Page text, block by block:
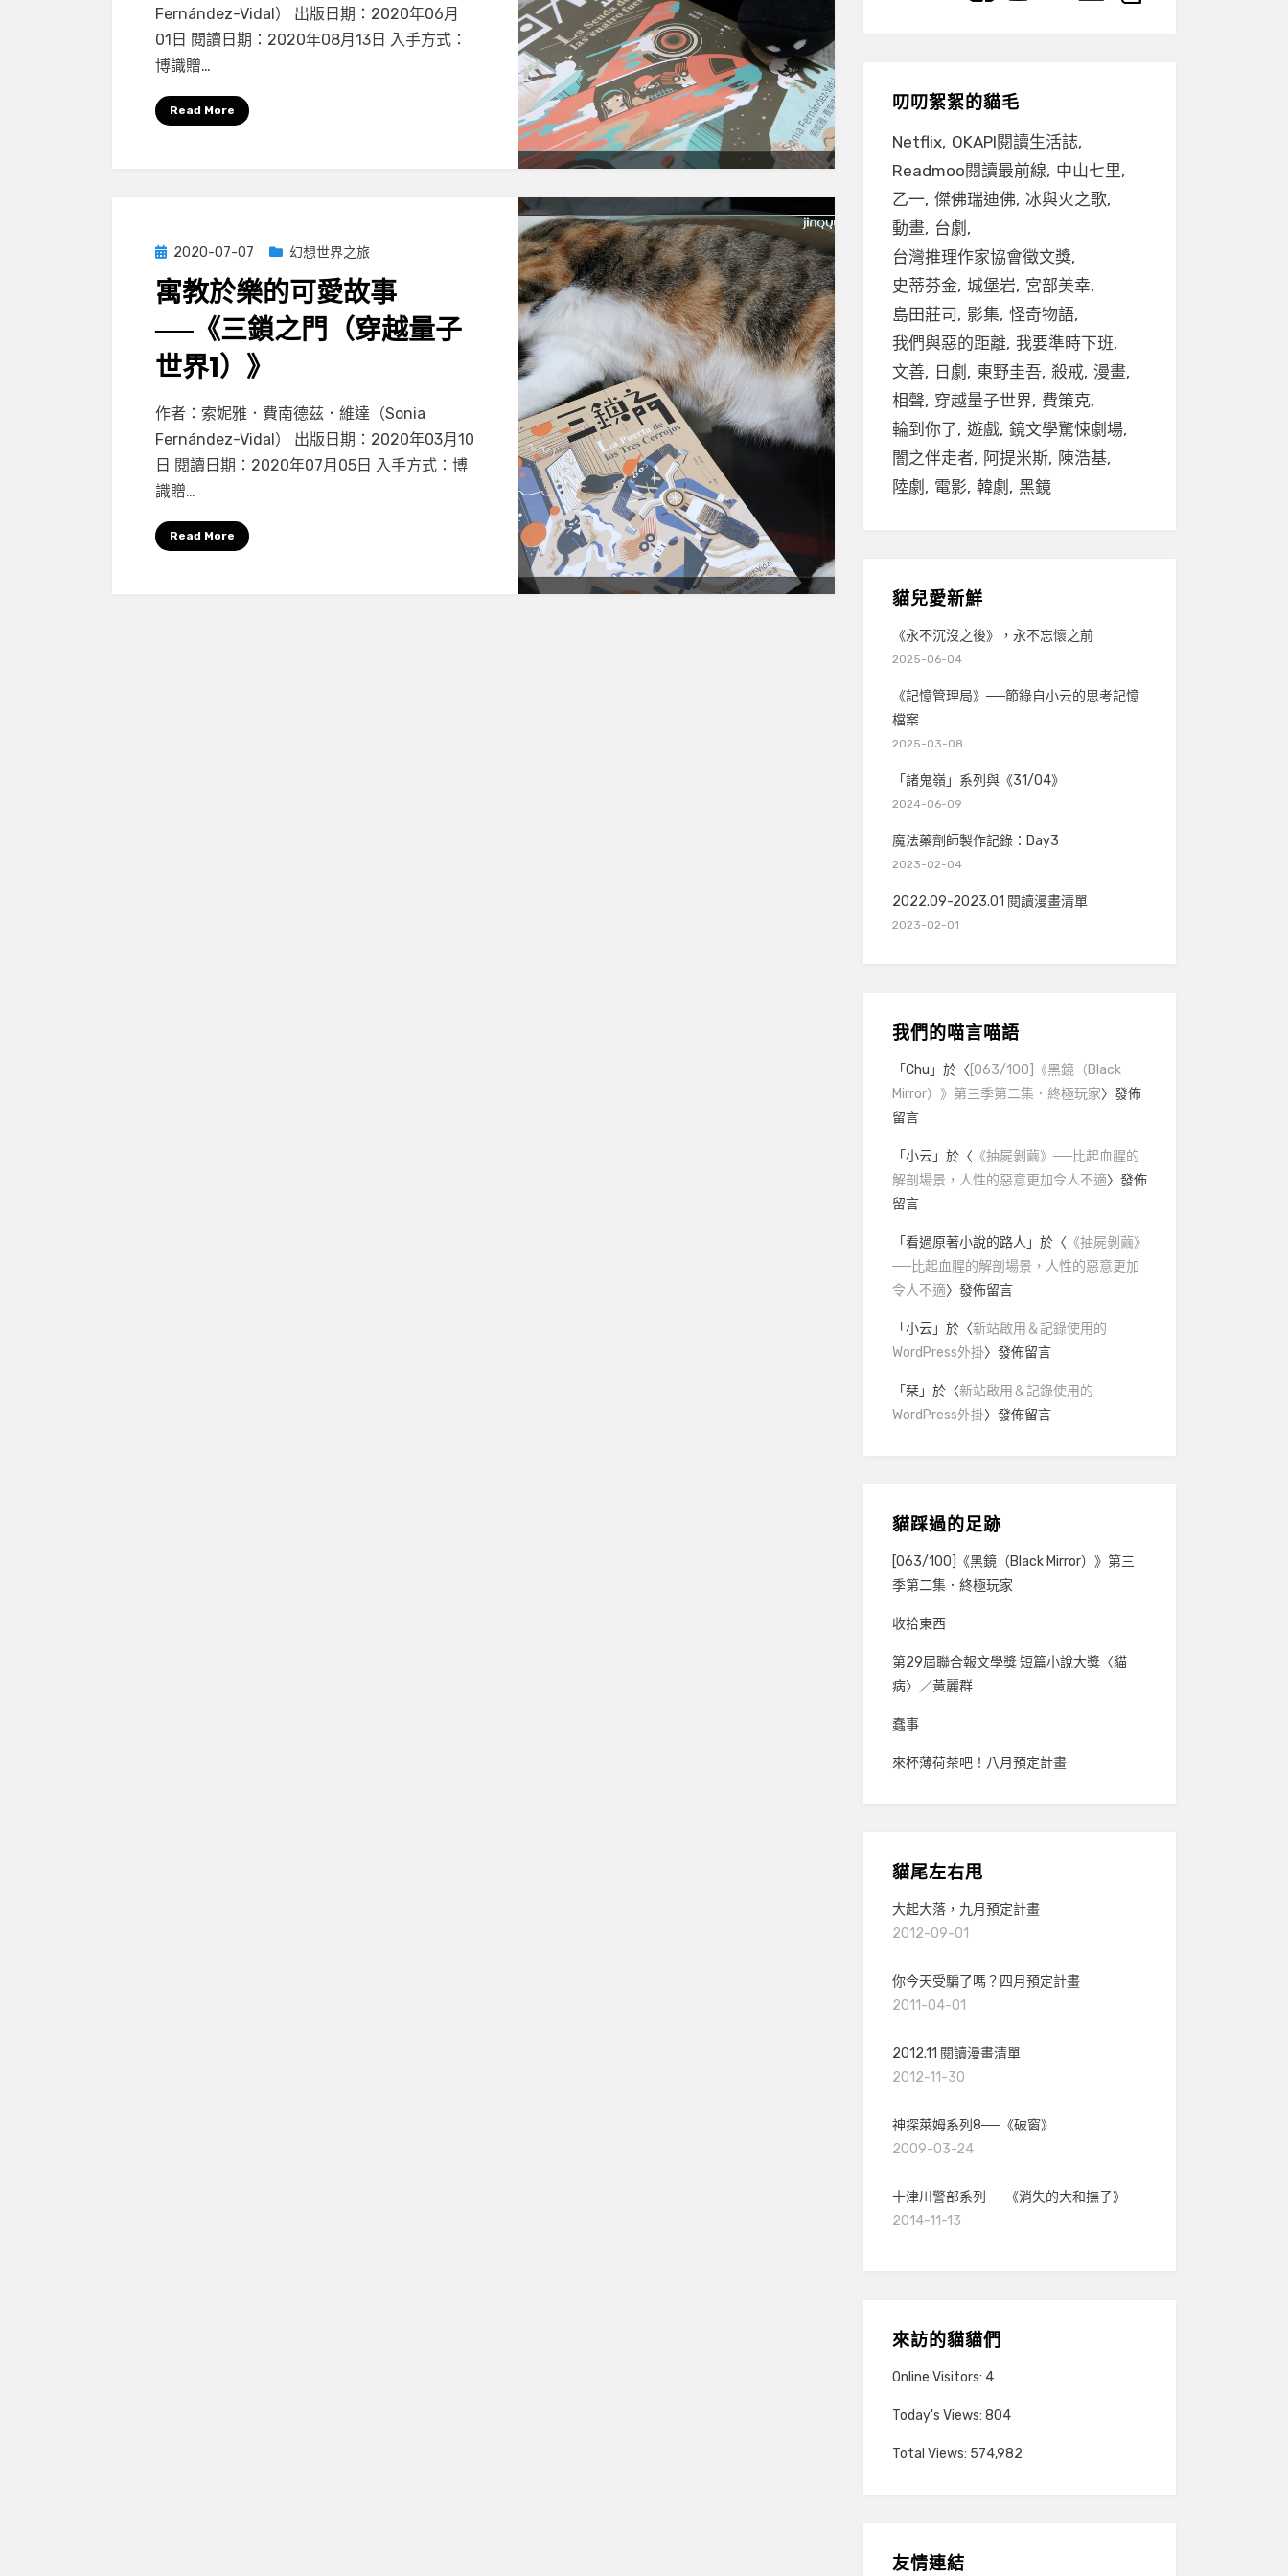
踏
世
2）》，
尋
找
間
最
強
Fernández-Vidal） 出版日期：2020年06月
01日 閱讀日期：2020年08月13日 入手方式：
博識贈…
Read More
Posted
on
2020-07-07 幻想世界之旅
寓教於樂的可愛故事
──《三鎖之門（穿越量子
世界1）》
by 小云
Leave a commenton
寓
教
作者：索妮雅．費南德茲．維達（Sonia
Fernández-Vidal） 出版日期：2020年03月10
日 閱讀日期：2020年07月05日 入手方式：博
識贈…
Read More
叨叨絮絮的貓毛
Netflix OKAPI閱讀生活誌
Readmoo閱讀最前線 中山七里
乙一 傑佛瑞迪佛 冰與火之歌
動畫 台劇
台灣推理作家協會徵文獎
史蒂芬金 城堡岩 宮部美幸
島田莊司
影集 怪奇物語
我們與惡的距離 我要準時下班
文善
日劇 東野圭吾 殺戒 漫畫
相聲 穿越量子世界 費策克
輪到你了 遊戲 鏡文學驚悚劇場
闇之伴走者
阿提米斯
陳浩基
陸劇
電影 韓劇 黑鏡
貓兒愛新鮮
《永不沉沒之後》，永不忘懷之前
2025-06-04
《記憶管理局》──節錄自小云的思考記憶
檔案
2025-03-08
「諸鬼嶺」系列與《31/04》
2024-06-09
魔法藥劑師製作記錄：Day3
2023-02-04
2022.09-2023.01 閱讀漫畫清單
2023-02-01
我們的喵言喵語
「Chu 」於〈 [063/100]《黑鏡（Black
Mirror）》第三季第二集．終極玩家〉發佈
留言
「小云」於〈 《抽屍剝繭》──比起血腥的
解剖場景，人性的惡意更加令人不適〉發佈
留言
「看過原著小說的路人 」於〈 《抽屍剝繭》
──比起血腥的解剖場景，人性的惡意更加
令人不適〉發佈留言
「小云」於〈新站啟用＆記錄使用的
WordPress外掛〉發佈留言
「栞」於〈新站啟用＆記錄使用的
WordPress外掛〉發佈留言
貓踩過的足跡
[063/100]《黑鏡（Black Mirror）》第三
季第二集．終極玩家
收拾東西
第29屆聯合報文學獎 短篇小說大獎〈貓
病〉／黃麗群
蠢事
來杯薄荷茶吧！八月預定計畫
貓尾左右甩
大起大落，九月預定計畫
2012-09-01
你今天受騙了嗎？四月預定計畫
2011-04-01
2012.11 閱讀漫畫清單
2012-11-30
神探萊姆系列8──《破窗》
2009-03-24
十津川警部系列──《消失的大和撫子》
2014-11-13
來訪的貓貓們
Online Visitors: 4
Today's Views: 804
Total Views: 574,982
友情連結